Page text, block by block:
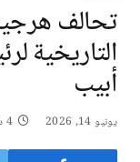
تحالف
التاريخية
أبيب
يونيو 14, 2026 4 دقائق